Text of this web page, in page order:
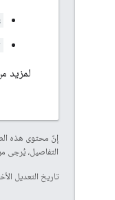
لمزيد
إنّ محتوى هذه
التفاصيل، يُرجى
تاريخ التعديل الأخير: 2025-07-25 (حسب التوقيت العالمي